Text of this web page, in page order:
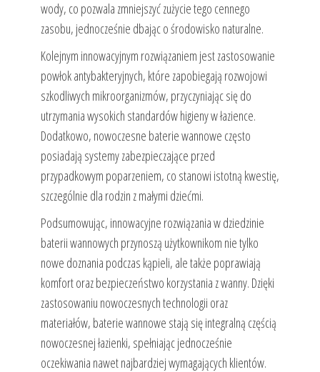
wody, co pozwala zmniejszyć zużycie tego cennego
zasobu, jednocześnie dbając o środowisko naturalne.
Kolejnym innowacyjnym rozwiązaniem jest zastosowanie
powłok antybakteryjnych, które zapobiegają rozwojowi
szkodliwych mikroorganizmów, przyczyniając się do
utrzymania wysokich standardów higieny w łazience.
Dodatkowo, nowoczesne baterie wannowe często
posiadają systemy zabezpieczające przed
przypadkowym poparzeniem, co stanowi istotną kwestię,
szczególnie dla rodzin z małymi dziećmi.
Podsumowując, innowacyjne rozwiązania w dziedzinie
baterii wannowych przynoszą użytkownikom nie tylko
nowe doznania podczas kąpieli, ale także poprawiają
komfort oraz bezpieczeństwo korzystania z wanny. Dzięki
zastosowaniu nowoczesnych technologii oraz
materiałów, baterie wannowe stają się integralną częścią
nowoczesnej łazienki, spełniając jednocześnie
oczekiwania nawet najbardziej wymagających klientów.